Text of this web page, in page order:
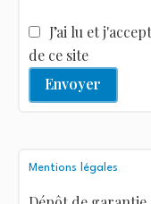
J’ai lu et
de ce site
Envoyer
Mentions légales